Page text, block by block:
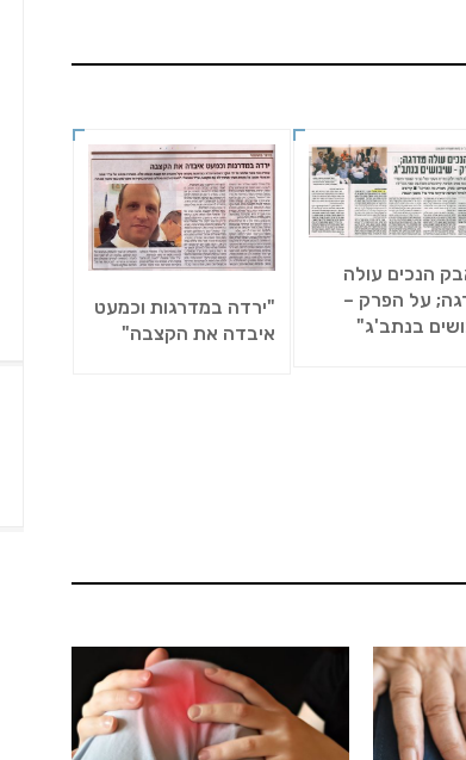
הנכים עולה
על הפרק –
בנתב'ג"
"ירדה במדרגות וכמעט
איבדה את הקצבה"